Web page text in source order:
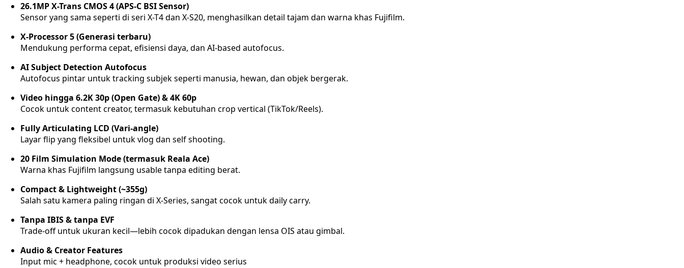
26.1MP X-Trans CMOS 4 (APS-C BSI Sensor)
Sensor yang sama seperti di seri X-T4 dan X-S20, menghasilkan detail tajam dan warna khas Fujifilm.
X-Processor 5 (Generasi terbaru)
Mendukung performa cepat, efisiensi daya, dan AI-based autofocus.
AI Subject Detection Autofocus
Autofocus pintar untuk tracking subjek seperti manusia, hewan, dan objek bergerak.
Video hingga 6.2K 30p (Open Gate) & 4K 60p
Cocok untuk content creator, termasuk kebutuhan crop vertical (TikTok/Reels).
Fully Articulating LCD (Vari-angle)
Layar flip yang fleksibel untuk vlog dan self shooting.
20 Film Simulation Mode (termasuk Reala Ace)
Warna khas Fujifilm langsung usable tanpa editing berat.
Compact & Lightweight (~355g)
Salah satu kamera paling ringan di X-Series, sangat cocok untuk daily carry.
Tanpa IBIS & tanpa EVF
Trade-off untuk ukuran kecil—lebih cocok dipadukan dengan lensa OIS atau gimbal.
Audio & Creator Features
Input mic + headphone, cocok untuk produksi video serius